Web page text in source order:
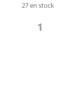
27 en stock